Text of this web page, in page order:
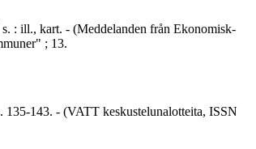
: ill., kart. - (Meddelanden från Ekonomisk-
; 13.
143. - (VATT keskustelunalotteita, ISSN